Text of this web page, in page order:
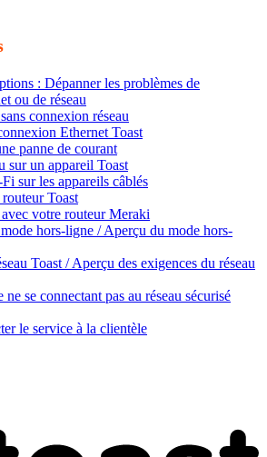
: Dépanner les problèmes de
ou de réseau
connexion réseau
Ethernet Toast
panne de courant
sur un appareil Toast
sur les appareils câblés
Toast
votre routeur Meraki
hors-ligne / Aperçu du mode hors-
Toast / Aperçu des exigences du réseau
se connectant pas au réseau sécurisé
le service à la clientèle